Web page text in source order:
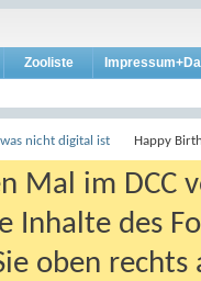
Zooliste
nicht digital ist Happy
Mal im DCC
Inhalte des
oben